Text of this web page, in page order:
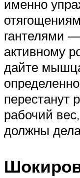
именно
гантелями
активному
дайте
перестанут
рабочий
должны